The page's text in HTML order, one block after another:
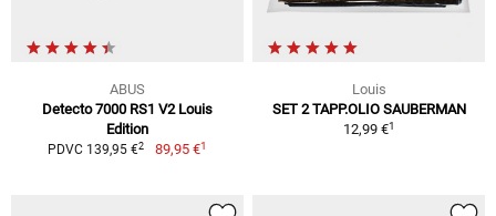
ABUS
Detecto 7000 RS1 V2 Louis
Edition
PDVC 139,95 €2 89,95 €1
Louis
SET 2 TAPP.OLIO SAUBERMAN
12,99 €1